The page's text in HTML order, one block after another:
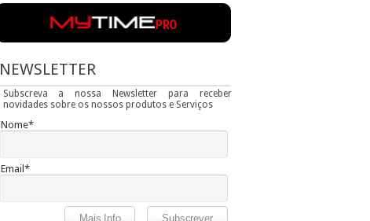
NEWSLETTER
Subscreva a nossa Newsletter para receber
novidades sobre os nossos produtos e Serviços
Nome*
Email*